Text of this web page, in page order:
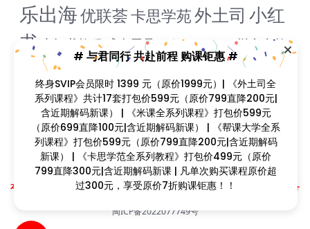
乐出海优联荟卡思学苑外土司 小红
书 小红书教程 成人用品 抖音教程 拼多多 拼多多教
淘宝教程 米课
ADS教程谷歌SEO教程 谷歌SEO课程 谷歌运用教程
境B哥 阿里国际站雨课网雷子教程 颜Sir 飞橙教育
Copyright © 2023找课程网- All rights reserved
本站支持课程资源互换，优质课程资源互换请联系微信在线客服：zkcw598 (备
闽ICP备2022077749号
# 与君同行 共赴前程 购课钜惠 #
终身SVIP会员限时 1399 元（原价1999元）| 《外土司全
系列课程》共计17套打包价599元（原价799直降200元|
含近期解码新课） | 《米课全系列课程》打包价599元
（原价699直降100元|含近期解码新课） | 《帮课大学全系
列课程》打包价599元（原价799直降200元|含近期解码
新课） | 《卡思学范全系列教程》打包价499元（原价
799直降300元|含近期解码新课 | 凡单次购买课程原价超
过300元，享受原价7折购课钜惠！！